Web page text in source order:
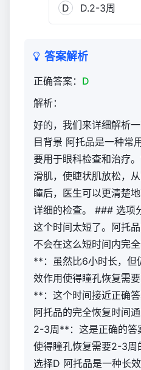
D D.2-3周
答案解析
正确答案： D
解析：
好的，我们来详细解析
目背景 阿托品是一种常
要用于眼科检查和治疗
滑肌，使睫状肌放松，
瞳后，医生可以更清楚
详细的检查。 ### 选项
这个时间太短了。阿托
不会在这么短时间内完
**：虽然比6小时长，但
效作用使得瞳孔恢复需
**：这个时间接近正确答
阿托品的完全恢复时间
2-3周**：这是正确的答
使得瞳孔恢复需要2-3
选择D 阿托品是一种长